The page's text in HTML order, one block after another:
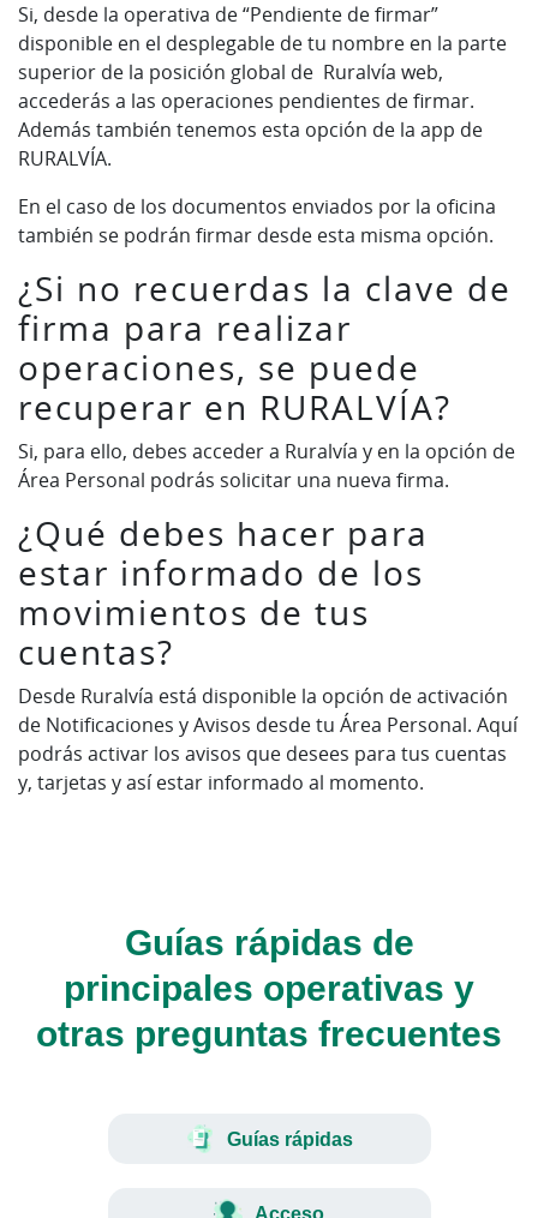
Si, desde la operativa de “Pendiente de firmar”
disponible en el desplegable de tu nombre en la parte
superior de la posición global de Ruralvía web,
accederás a las operaciones pendientes de firmar.
Además también tenemos esta opción de la app de
RURALVÍA.
En el caso de los documentos enviados por la oficina
también se podrán firmar desde esta misma opción.
¿Si no recuerdas la clave de
firma para realizar
operaciones, se puede
recuperar en RURALVÍA?
Si, para ello, debes acceder a Ruralvía y en la opción de
Área Personal podrás solicitar una nueva firma.
¿Qué debes hacer para
estar informado de los
movimientos de tus
cuentas?
Desde Ruralvía está disponible la opción de activación
de Notificaciones y Avisos desde tu Área Personal. Aquí
podrás activar los avisos que desees para tus cuentas
y, tarjetas y así estar informado al momento.
Guías rápidas de
principales operativas y
otras preguntas frecuentes
Guías rápidas